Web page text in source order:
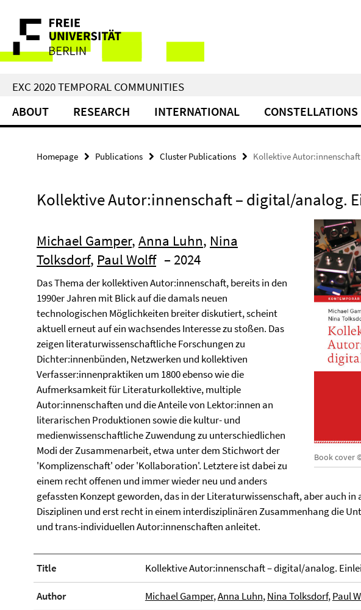
direkt
Inhalt
Service
Navigation
EXC 2020 TEMPORAL COMMUNITIES
ABOUT RESEARCH INTERNATIONAL CONSTELLATIONS
Homepage Publications Cluster Publications Kollektive
Kollektive Autor:innenschaft – digital/analog.
Book cover
Michael Gamper, Anna Luhn, Nina
Tolksdorf, Paul Wolff – 2024
Das Thema der kollektiven Autor:innenschaft, bereits in den
1990er Jahren mit Blick auf die damals neuen
technologischen Möglichkeiten breiter diskutiert, scheint
aktuell erneut auf ein wachsendes Interesse zu stoßen. Das
zeigen literaturwissenschaftliche Forschungen zu
Dichter:innenbünden, Netzwerken und kollektiven
Verfasser:innenpraktiken um 1800 ebenso wie die
Aufmerksamkeit für Literaturkollektive, multiple
Autor:innenschaften und die Anteile von Lektor:innen an
literarischen Produktionen sowie die kultur- und
medienwissenschaftliche Zuwendung zu unterschiedlichen
Modi der Zusammenarbeit, etwa unter dem Stichwort der
'Komplizenschaft' oder 'Kollaboration'. Letztere ist dabei zu
einem recht offenen und immer wieder neu und anders
gefassten Konzept geworden, das in der Literaturwissenschaft, aber auch in
Disziplinen und erst recht in einem interdisziplinären Zusammenhang die
und trans-individuellen Autor:innenschaften anleitet.
Title Kollektive Autor:innenschaft – digital/analog.
Author Michael Gamper,Anna Luhn,Nina Tolksdorf,Paul